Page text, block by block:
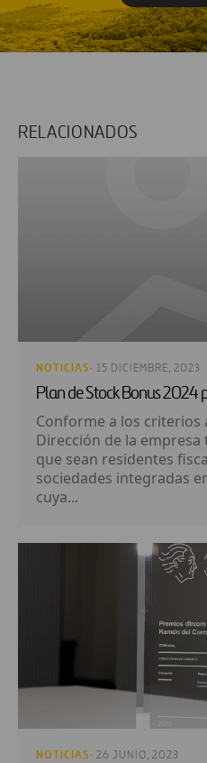
RELACIONADOS
NOTICIAS · 15 DICIEMBRE, 2023
Plan de Stock Bonus 2024
Conforme a los criterios
Dirección de la
que sean residentes
sociedades integradas
cuya...
NOTICIAS · 26 JUNIO, 2023